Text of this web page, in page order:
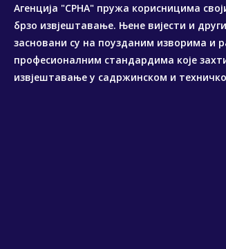
Агенција "СРНА" пружа корисницима
брзо извјештавање. Њене вијести и
засновани су на поузданим изворима и
професионалним стандардима које
извјештавање у садржинском и